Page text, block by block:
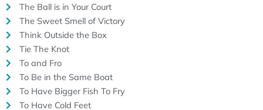
The Ball is in Your Court
The Sweet Smell of Victory
Think Outside the Box
Tie The Knot
To and Fro
To Be in the Same Boat
To Have Bigger Fish To Fry
To Have Cold Feet